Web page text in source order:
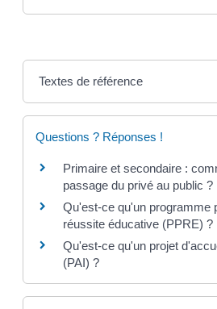
Textes de référence
Questions ? Réponses !
Primaire et secondaire :
passage du privé au public ?
Qu'est-ce qu'un programme
réussite éducative (PPRE) ?
Qu'est-ce qu'un projet
(PAI) ?